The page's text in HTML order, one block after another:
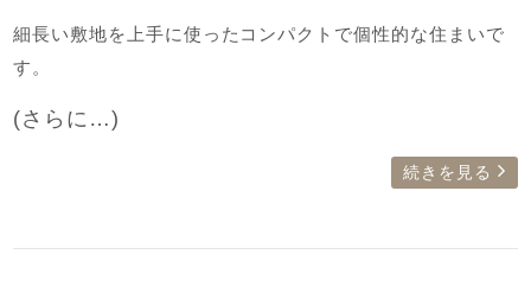
細長い敷地を上手に使ったコンパクトで個性的な住まいで
す。
(さらに…)
続きを見る